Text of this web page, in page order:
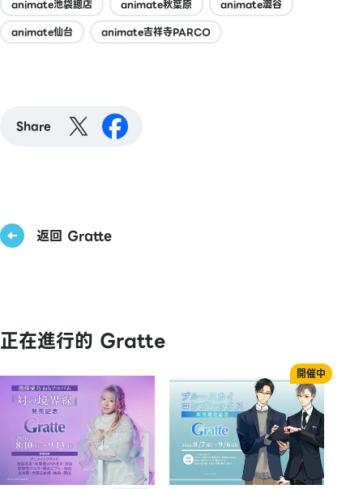
animate池袋總店
animate秋葉原
animate澀谷
animate仙台
animate吉祥寺PARCO
Share
返回 Gratte
正在進行的 Gratte